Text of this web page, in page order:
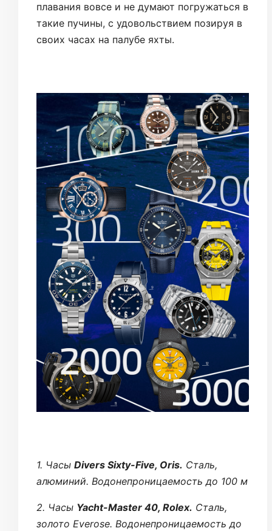
плавания вовсе и не думают погружаться в
такие пучины, с удовольствием позируя в
своих часах на палубе яхты.
1. Часы Divers Sixty-Five, Oris. Сталь,
алюминий. Водонепроницаемость до 100 м
2. Часы Yacht-Master 40, Rolex. Сталь,
золото Everose. Водонепроницаемость до